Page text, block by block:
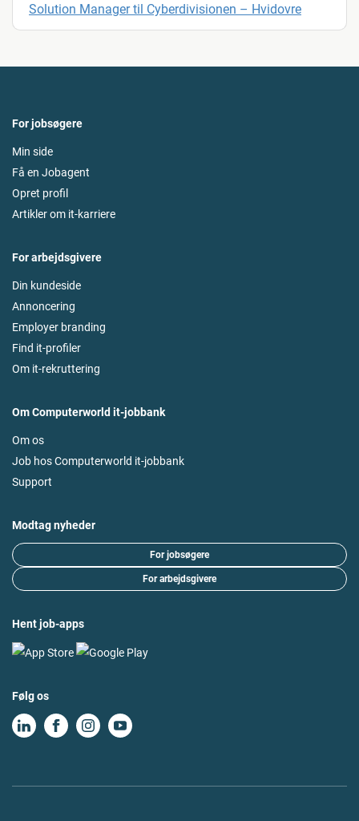
Solution Manager til Cyberdivisionen – Hvidovre
For jobsøgere
Min side
Få en Jobagent
Opret profil
Artikler om it-karriere
For arbejdsgivere
Din kundeside
Annoncering
Employer branding
Find it-profiler
Om it-rekruttering
Om Computerworld it-jobbank
Om os
Job hos Computerworld it-jobbank
Support
Modtag nyheder
For jobsøgere
For arbejdsgivere
Hent job-apps
Følg os